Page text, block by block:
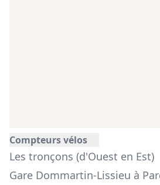
Compteurs vélos
Les tronçons (d'Ouest en Est)
Gare Dommartin-Lissieu à